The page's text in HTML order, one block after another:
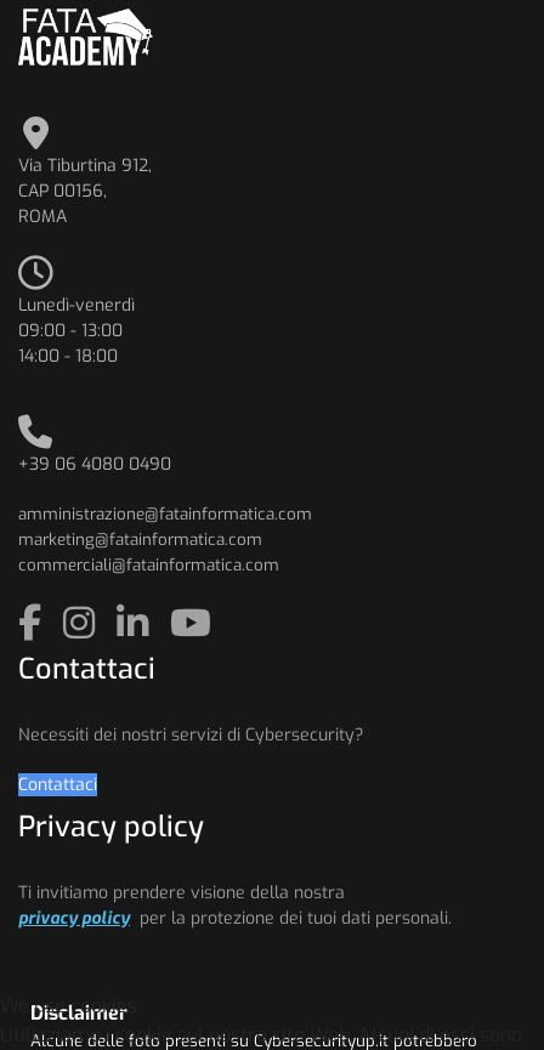
Via Tiburtina 912,
CAP 00156,
ROMA
Lunedì-venerdì
09:00 - 13:00
14:00 - 18:00
+39 06 4080 0490
amministrazione@fatainformatica.com
marketing@fatainformatica.com
commerciali@fatainformatica.com
Contattaci
Necessiti dei nostri servizi di Cybersecurity?
Contattaci
Privacy policy
Ti invitiamo prendere visione della nostra
privacy policyper la protezione dei tuoi dati personali.
Disclaimer
Alcune delle foto presenti su Cybersecurityup.it potrebbero
We use cookies
Utilizziamo i cookie sul nostro sito Web. Alcuni di essi sono